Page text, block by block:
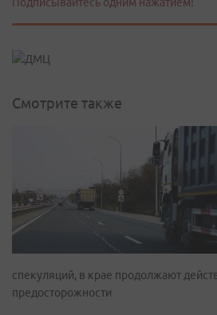
Смотрите также
спекуляций, в крае продолжают
предосторожности